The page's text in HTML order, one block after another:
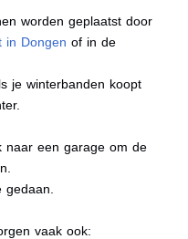
worden geplaatst door
in Dongen of in de
je winterbanden koopt
naar een garage om de
vaak ook: